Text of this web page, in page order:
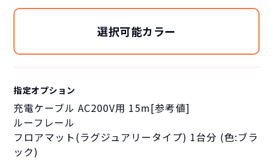
選択可能カラー
指定オプション
充電ケーブル AC200V用 15m[参考値]
ルーフレール
フロアマット(ラグジュアリータイプ) 1台分 (色:ブラ
ック)